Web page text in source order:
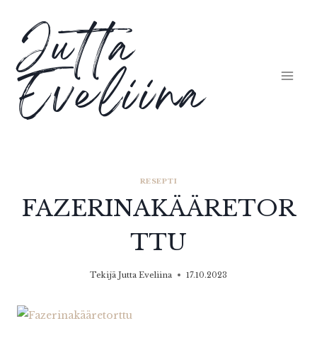
sisältöön
Jutta
Eveliina
RESEPTI
FAZERINAKÄÄRETOR
TTU
Tekijä Jutta Eveliina 17.10.2023